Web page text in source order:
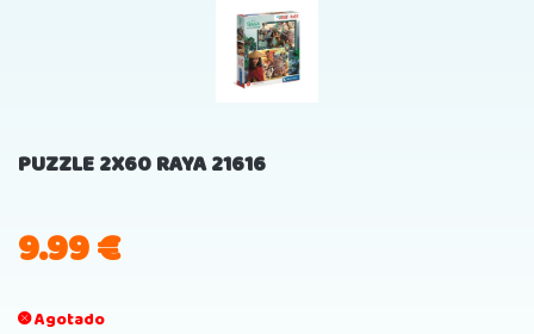
PUZZLE 2X60 RAYA 21616
9.99€
Agotado